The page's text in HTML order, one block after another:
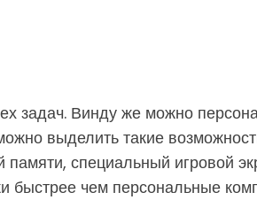
задач. Винду же можно
выделить такие
специальный игровой
чем персональные